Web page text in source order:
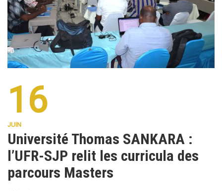
16
JUIN
Université Thomas SANKARA :
l’UFR-SJP relit les curricula des
parcours Masters